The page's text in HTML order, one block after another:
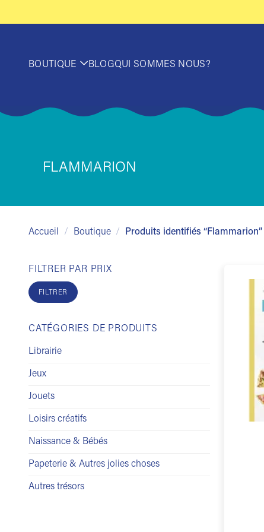
BOUTIQUE BLOGQUI SOMMES NOUS?
FLAMMARION
Accueil / Boutique / Produits identifiés “Flammarion”
FILTRER PAR PRIX
Prix
min
Prix
maxFILTRER
CATÉGORIES DE PRODUITS
Librairie
Jeux
Jouets
Loisirs créatifs
Naissance & Bébés
Papeterie & Autres jolies choses
Autres trésors